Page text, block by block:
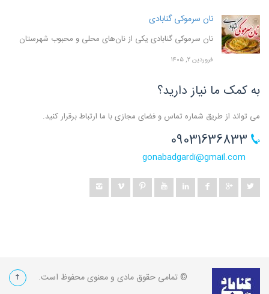
نان سرموکی گنابادی
نان سرموکی گنابادی یکی از نان‌های محلی و محبوب شهرستان
فروردین ۲, ۱۴۰۵
به کمک ما نیاز دارید؟
می تواند از طریق شماره تماس و فضای مجازی با ما ارتباط برقرار کنید.
gonabadgardi@gmail.com
© تمامی حقوق مادی و معنوی محفوظ است.